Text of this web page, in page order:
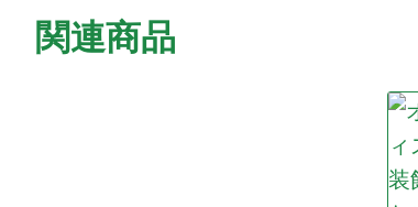
関連商品